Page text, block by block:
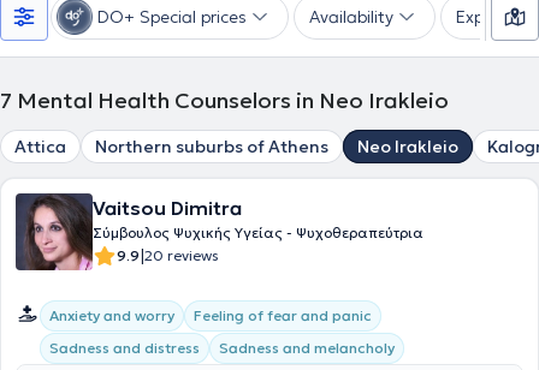
DO+ Special prices Availability Expertise
7 Mental Health Counselors in Neo Irakleio
Attica Northern suburbs of Athens Neo Irakleio
Vaitsou Dimitra
Σύμβουλος Ψυχικής Υγείας - Ψυχοθεραπεύτρια
9.9|20 reviews
Anxiety and worry
Feeling of fear and panic
Sadness and distress
Sadness and melancholy